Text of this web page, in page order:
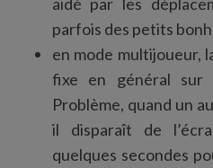
parfois des petits
en mode multijoueur,
fixe en général
Problème, quand un
il disparaît de
quelques secondes